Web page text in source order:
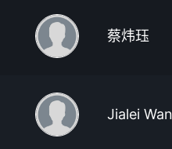
蔡炜珏
Jialei